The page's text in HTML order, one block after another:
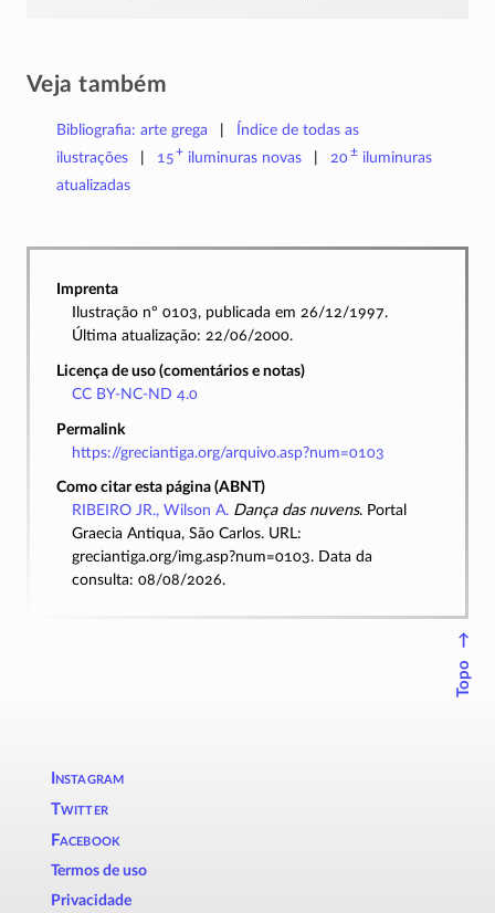
Veja também
Bibliografia: arte grega
Índice de todas as
ilustrações
15+ iluminuras novas 20±iluminuras
atualizadas
Imprenta
Ilustração nº 0103, publicada em 26/12/1997.
Última atualização: 22/06/2000.
Licença de uso (comentários e notas)
CC BY-NC-ND 4.0
Permalink
https://greciantiga.org/arquivo.asp?num=0103
Como citar esta página (ABNT)
RIBEIRO JR., Wilson A. Dança das nuvens. Portal
Graecia Antiqua, São Carlos. URL:
greciantiga.org/img.asp?num=0103. Data da
consulta: 08/08/2026.
↑
Topo
Instagram
Twitter
Facebook
Termos de uso
Privacidade